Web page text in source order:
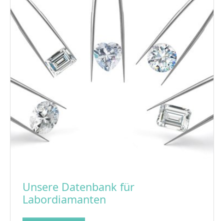
Unsere Datenbank für
Labordiamanten